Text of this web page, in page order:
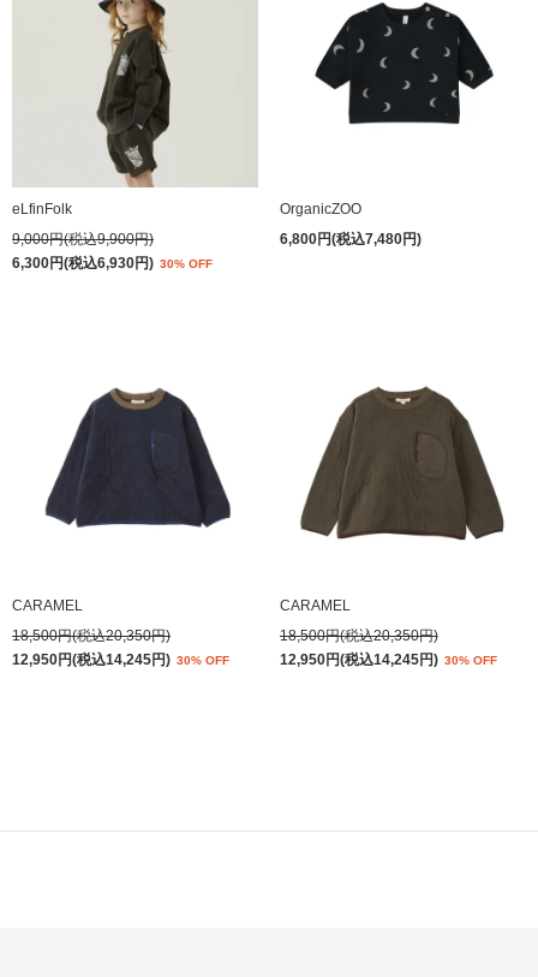
eLfinFolk
9,000円(税込9,900円)
6,300円(税込6,930円) 30% OFF
OrganicZOO
6,800円(税込7,480円)
CARAMEL
18,500円(税込20,350円)
12,950円(税込14,245円) 30% OFF
CARAMEL
18,500円(税込20,350円)
12,950円(税込14,245円) 30% OFF